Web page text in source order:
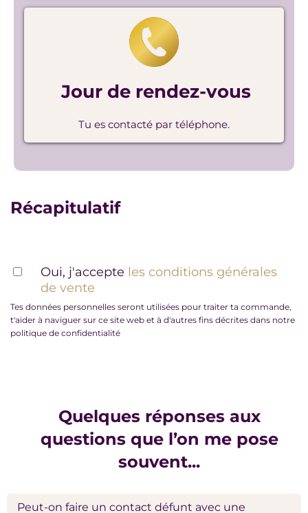
Jour de rendez-vous
Tu es contacté par téléphone.
Récapitulatif
Oui, j'accepte les conditions générales
de vente
Tes données personnelles seront utilisées pour traiter ta commande,
t'aider à naviguer sur ce site web et à d'autres fins décrites dans notre
politique de confidentialité
Quelques réponses aux
questions que l’on me pose
souvent...
Peut-on faire un contact défunt avec une